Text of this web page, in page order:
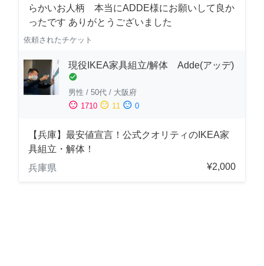
らかいお人柄 本当にADDE様にお願いして良か
ったです ありがとうございました
依頼されたチケット
現役IKEA家具組立/解体 Adde(アッデ)
check_circle
男性 / 50代 / 大阪府
sentiment_satisfied 1710 sentiment_neutral 11 sentiment_dissatisfied 0
【兵庫】最安値宣言！公式クオリティのIKEA家
具組立・解体！
兵庫県
¥2,000